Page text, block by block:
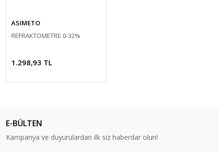
ASIMETO
REFRAKTOMETRE 0-32%
1.298,93 TL
E-BÜLTEN
Kampanya ve duyurulardan ilk siz haberdar olun!